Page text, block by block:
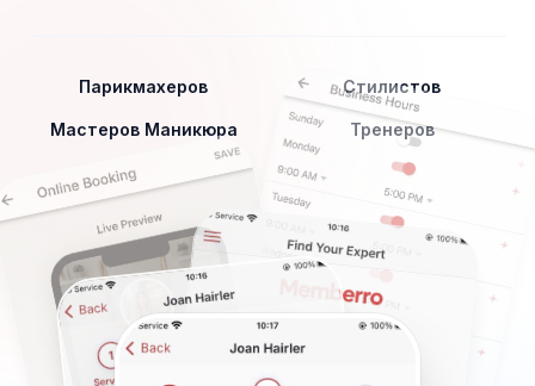
Парикмахеров Стилистов
Мастеров Маникюра Тренеров